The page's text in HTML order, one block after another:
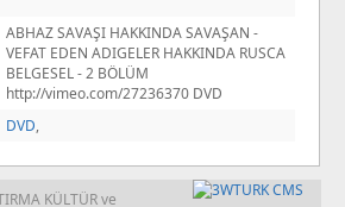
ABHAZ SAVAŞI HAKKINDA SAVAŞAN -
VEFAT EDEN ADIGELER HAKKINDA RUSCA
BELGESEL - 2 BÖLÜM
http://vimeo.com/27236370 DVD
DVD,
KÜLTÜR ve